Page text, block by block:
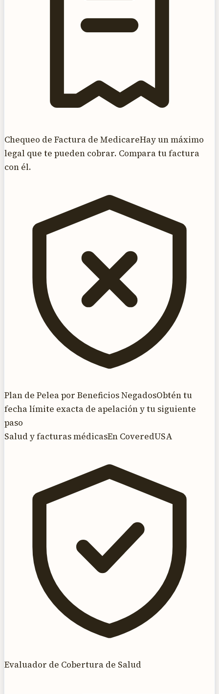
Chequeo de Factura de MedicareHay un máximo
legal que te pueden cobrar. Compara tu factura
con él.
Plan de Pelea por Beneficios NegadosObtén tu
fecha límite exacta de apelación y tu siguiente
paso
Salud y facturas médicasEn CoveredUSA
Evaluador de Cobertura de Salud